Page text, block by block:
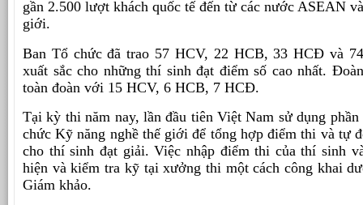
gần 2.500 lượt khách quốc tế đến từ các nước ASEAN
giới.
Ban Tổ chức đã trao 57 HCV, 22 HCB, 33 HCĐ và
xuất sắc cho những thí sinh đạt điểm số cao nhất.
toàn đoàn với 15 HCV, 6 HCB, 7 HCĐ.
Tại kỳ thi năm nay, lần đầu tiên Việt Nam sử dụng
chức Kỹ năng nghề thế giới để tổng hợp điểm thi và tự
cho thí sinh đạt giải. Việc nhập điểm thi của thí sinh
hiện và kiểm tra kỹ tại xưởng thi một cách công khai
Giám khảo.